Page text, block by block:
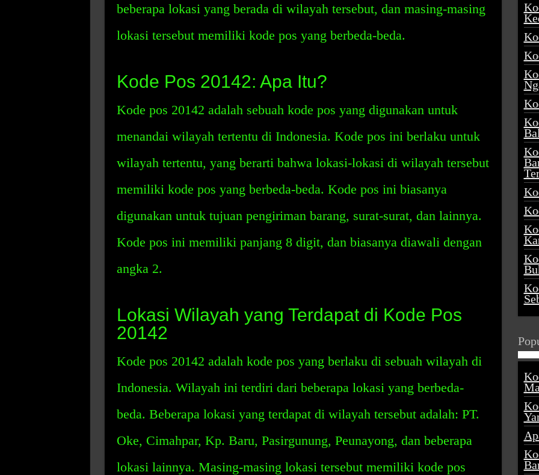
beberapa lokasi yang berada di wilayah tersebut, dan masing-masing
lokasi tersebut memiliki kode pos yang berbeda-beda.
Kode Pos 20142: Apa Itu?
Kode pos 20142 adalah sebuah kode pos yang digunakan untuk
menandai wilayah tertentu di Indonesia. Kode pos ini berlaku untuk
wilayah tertentu, yang berarti bahwa lokasi-lokasi di wilayah tersebut
memiliki kode pos yang berbeda-beda. Kode pos ini biasanya
digunakan untuk tujuan pengiriman barang, surat-surat, dan lainnya.
Kode pos ini memiliki panjang 8 digit, dan biasanya diawali dengan
angka 2.
Lokasi Wilayah yang Terdapat di Kode Pos
20142
Kode pos 20142 adalah kode pos yang berlaku di sebuah wilayah di
Indonesia. Wilayah ini terdiri dari beberapa lokasi yang berbeda-
beda. Beberapa lokasi yang terdapat di wilayah tersebut adalah: PT.
Oke, Cimahpar, Kp. Baru, Pasirgunung, Peunayong, dan beberapa
lokasi lainnya. Masing-masing lokasi tersebut memiliki kode pos